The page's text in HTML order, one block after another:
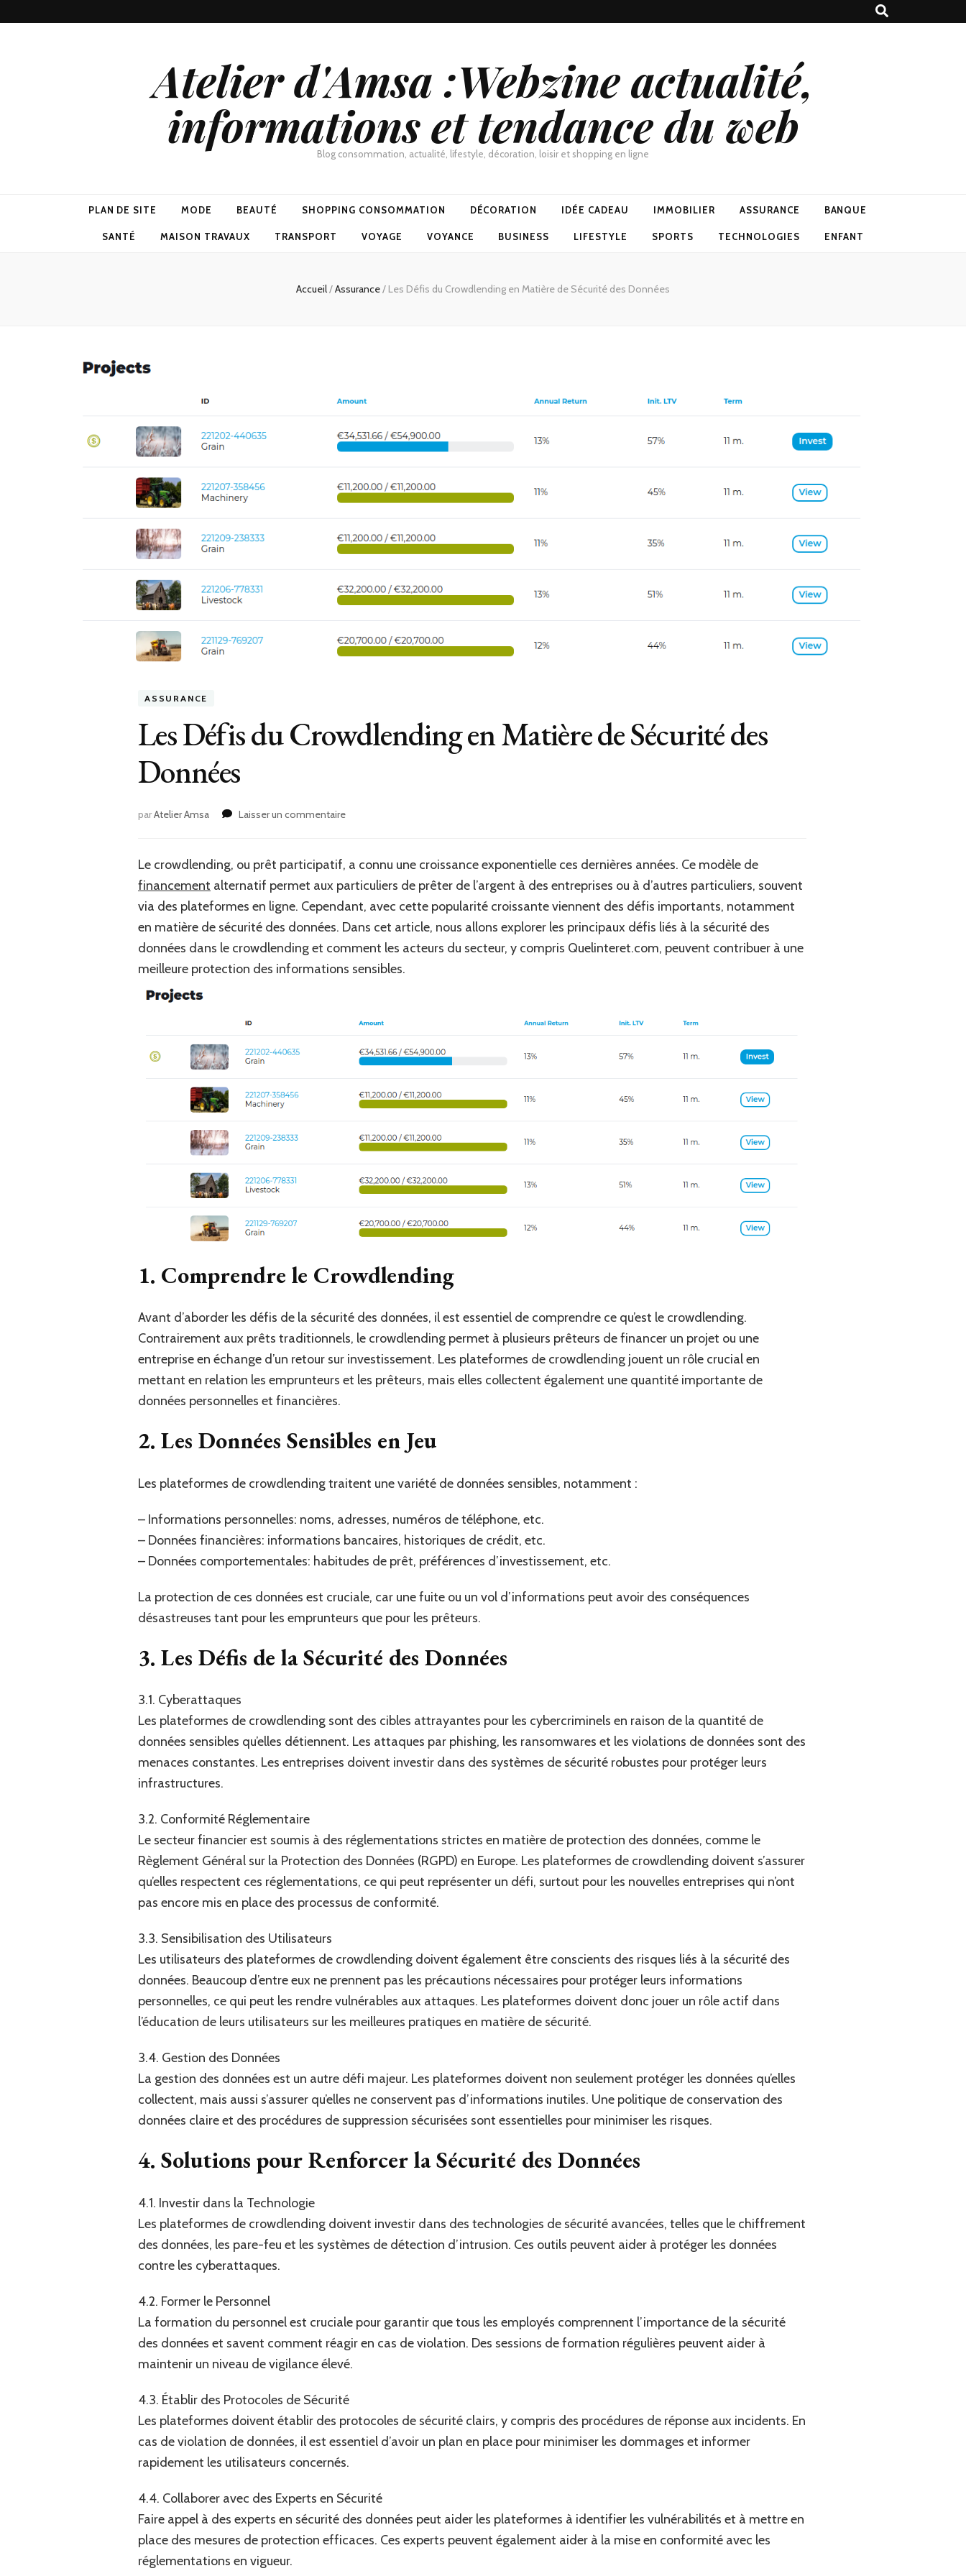
Atelier d'Amsa :Webzine actualité,
informations et tendance du web
Blog consommation, actualité, lifestyle, décoration, loisir et shopping en ligne
PLAN DE SITE MODE BEAUTÉ SHOPPING CONSOMMATION DÉCORATION IDÉE CADEAU IMMOBILIER ASSURANCE BANQUE
SANTÉ MAISON TRAVAUX TRANSPORT VOYAGE VOYANCE BUSINESS LIFESTYLE SPORTS TECHNOLOGIES ENFANT
Accueil/Assurance/ Les Défis du Crowdlending en Matière de Sécurité des Données
ASSURANCE
Les Défis du Crowdlending en Matière de Sécurité des
Données
parAtelier Amsa Laisser un commentairesur
en
Matière
de
Sécurité
des
Données
Le crowdlending, ou prêt participatif, a connu une croissance exponentielle ces dernières années. Ce modèle de
financement alternatif permet aux particuliers de prêter de l’argent à des entreprises ou à d’autres particuliers, souvent
via des plateformes en ligne. Cependant, avec cette popularité croissante viennent des défis importants, notamment
en matière de sécurité des données. Dans cet article, nous allons explorer les principaux défis liés à la sécurité des
données dans le crowdlending et comment les acteurs du secteur, y compris Quelinteret.com, peuvent contribuer à une
meilleure protection des informations sensibles.
1. Comprendre le Crowdlending
Avant d’aborder les défis de la sécurité des données, il est essentiel de comprendre ce qu’est le crowdlending.
Contrairement aux prêts traditionnels, le crowdlending permet à plusieurs prêteurs de financer un projet ou une
entreprise en échange d’un retour sur investissement. Les plateformes de crowdlending jouent un rôle crucial en
mettant en relation les emprunteurs et les prêteurs, mais elles collectent également une quantité importante de
données personnelles et financières.
2. Les Données Sensibles en Jeu
Les plateformes de crowdlending traitent une variété de données sensibles, notamment :
– Informations personnelles: noms, adresses, numéros de téléphone, etc.
– Données financières: informations bancaires, historiques de crédit, etc.
– Données comportementales: habitudes de prêt, préférences d’investissement, etc.
La protection de ces données est cruciale, car une fuite ou un vol d’informations peut avoir des conséquences
désastreuses tant pour les emprunteurs que pour les prêteurs.
3. Les Défis de la Sécurité des Données
3.1. Cyberattaques
Les plateformes de crowdlending sont des cibles attrayantes pour les cybercriminels en raison de la quantité de
données sensibles qu’elles détiennent. Les attaques par phishing, les ransomwares et les violations de données sont des
menaces constantes. Les entreprises doivent investir dans des systèmes de sécurité robustes pour protéger leurs
infrastructures.
3.2. Conformité Réglementaire
Le secteur financier est soumis à des réglementations strictes en matière de protection des données, comme le
Règlement Général sur la Protection des Données (RGPD) en Europe. Les plateformes de crowdlending doivent s’assurer
qu’elles respectent ces réglementations, ce qui peut représenter un défi, surtout pour les nouvelles entreprises qui n’ont
pas encore mis en place des processus de conformité.
3.3. Sensibilisation des Utilisateurs
Les utilisateurs des plateformes de crowdlending doivent également être conscients des risques liés à la sécurité des
données. Beaucoup d’entre eux ne prennent pas les précautions nécessaires pour protéger leurs informations
personnelles, ce qui peut les rendre vulnérables aux attaques. Les plateformes doivent donc jouer un rôle actif dans
l’éducation de leurs utilisateurs sur les meilleures pratiques en matière de sécurité.
3.4. Gestion des Données
La gestion des données est un autre défi majeur. Les plateformes doivent non seulement protéger les données qu’elles
collectent, mais aussi s’assurer qu’elles ne conservent pas d’informations inutiles. Une politique de conservation des
données claire et des procédures de suppression sécurisées sont essentielles pour minimiser les risques.
4. Solutions pour Renforcer la Sécurité des Données
4.1. Investir dans la Technologie
Les plateformes de crowdlending doivent investir dans des technologies de sécurité avancées, telles que le chiffrement
des données, les pare-feu et les systèmes de détection d’intrusion. Ces outils peuvent aider à protéger les données
contre les cyberattaques.
4.2. Former le Personnel
La formation du personnel est cruciale pour garantir que tous les employés comprennent l’importance de la sécurité
des données et savent comment réagir en cas de violation. Des sessions de formation régulières peuvent aider à
maintenir un niveau de vigilance élevé.
4.3. Établir des Protocoles de Sécurité
Les plateformes doivent établir des protocoles de sécurité clairs, y compris des procédures de réponse aux incidents. En
cas de violation de données, il est essentiel d’avoir un plan en place pour minimiser les dommages et informer
rapidement les utilisateurs concernés.
4.4. Collaborer avec des Experts en Sécurité
Faire appel à des experts en sécurité des données peut aider les plateformes à identifier les vulnérabilités et à mettre en
place des mesures de protection efficaces. Ces experts peuvent également aider à la mise en conformité avec les
réglementations en vigueur.